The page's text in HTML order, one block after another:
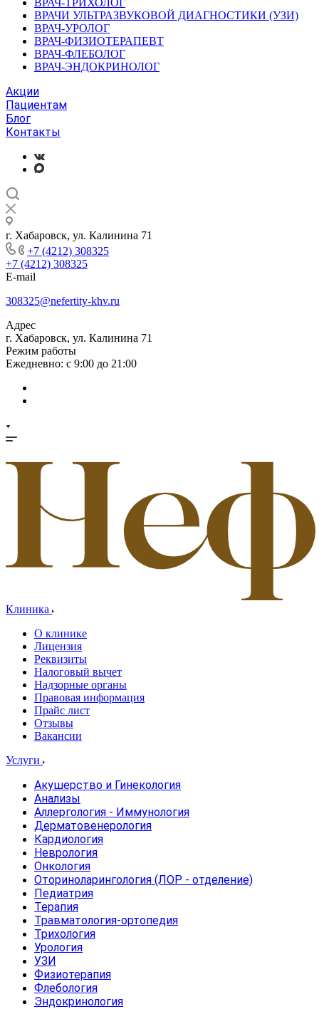
ВРАЧ-ТРИХОЛОГ
ВРАЧИ УЛЬТРАЗВУКОВОЙ ДИАГНОСТИКИ (УЗИ)
ВРАЧ-УРОЛОГ
ВРАЧ-ФИЗИОТЕРАПЕВТ
ВРАЧ-ФЛЕБОЛОГ
ВРАЧ-ЭНДОКРИНОЛОГ
Акции
Пациентам
Блог
Контакты
г. Хабаровск, ул. Калинина 71
+7 (4212) 308325
+7 (4212) 308325
E-mail
308325@nefertity-khv.ru
Адрес
г. Хабаровск, ул. Калинина 71
Режим работы
Ежедневно: с 9:00 до 21:00
Клиника
О клинике
Лицензия
Реквизиты
Налоговый вычет
Надзорные органы
Правовая информация
Прайс лист
Отзывы
Вакансии
Услуги
Акушерство и Гинекология
Анализы
Аллергология - Иммунология
Дерматовенерология
Кардиология
Неврология
Онкология
Оториноларингология (ЛОР - отделение)
Педиатрия
Терапия
Травматология-ортопедия
Трихология
Урология
УЗИ
Физиотерапия
Флебология
Эндокринология